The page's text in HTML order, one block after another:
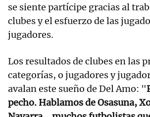
se siente partícipe gracias al
clubes y el esfuerzo de las
jugadores.
Los resultados de clubes en las
categorías, o jugadores y
avalan este sueño de Del Amo: "
pecho. Hablamos de Osasuna,